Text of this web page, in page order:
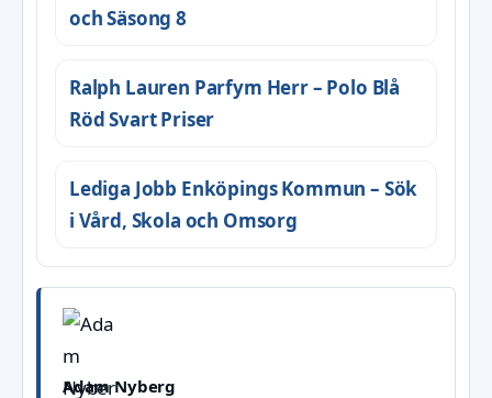
och Säsong 8
Ralph Lauren Parfym Herr – Polo Blå
Röd Svart Priser
Lediga Jobb Enköpings Kommun – Sök
i Vård, Skola och Omsorg
Adam Nyberg